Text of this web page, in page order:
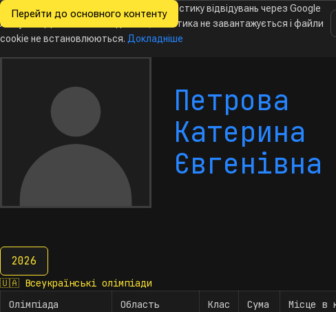
Перейти до основного контенту
Всеукраїнські
з інформатики
Петрова
Катерина
Євгенівна
2026
2026
🇺🇦 Всеукраїнські олімпіади
Олімпіада
Область Клас Сума Місце в
Ми хочемо збирати знеособлену статистику відвідувань через Google
Analytics. Доки ви не погодитесь, аналітика не завантажується і файли
cookie не встановлюються. Докладніше